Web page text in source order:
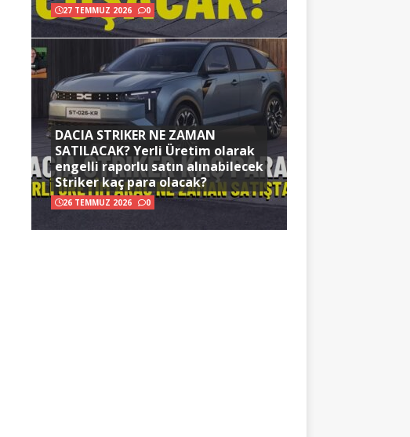
27 TEMMUZ 2026 0
DACIA STRIKER NE ZAMAN
SATILACAK? Yerli Üretim olarak
engelli raporlu satın alınabilecek
Striker kaç para olacak?
26 TEMMUZ 2026 0